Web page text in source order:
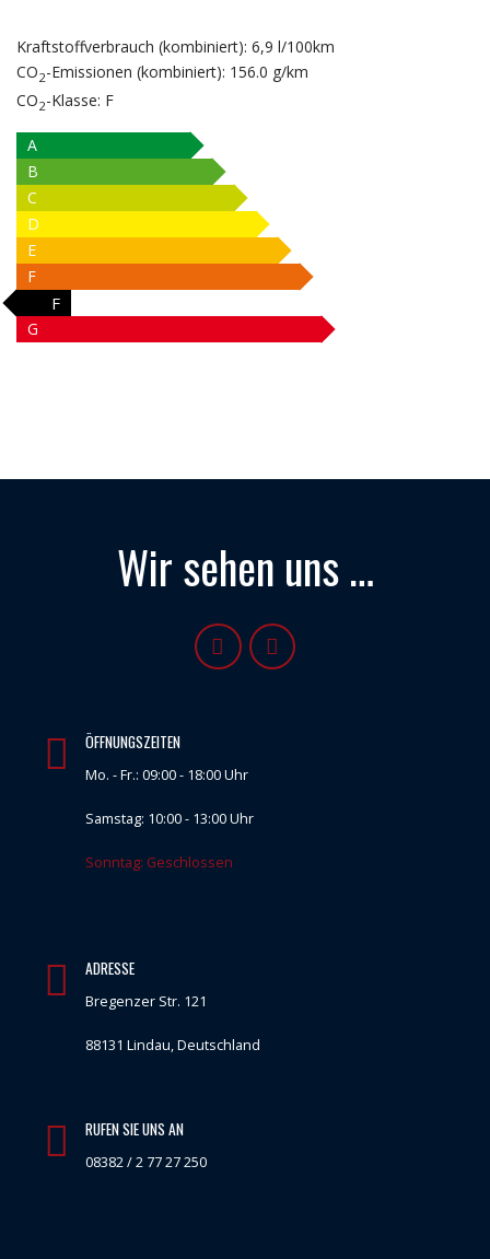
Kraftstoffverbrauch (kombiniert): 6,9 l/100km
CO2-Emissionen (kombiniert): 156.0 g/km
CO2-Klasse: F
A
B
C
D
E
F
F
G
Wir sehen uns …
ÖFFNUNGSZEITEN
Mo. - Fr.: 09:00 - 18:00 Uhr
Samstag: 10:00 - 13:00 Uhr
Sonntag: Geschlossen
ADRESSE
Bregenzer Str. 121
88131 Lindau, Deutschland
RUFEN SIE UNS AN
08382 / 2 77 27 250